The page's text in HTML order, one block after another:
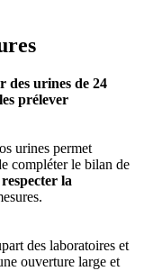
des urines de 24
prélever
urines permet
compléter le bilan de
la
des laboratoires et
ouverture large et